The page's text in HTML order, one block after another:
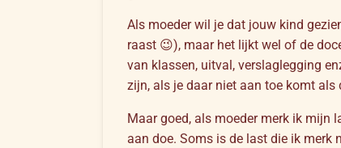
Als moeder wil je dat jouw kind
raast 😉), maar het lijkt wel of de
van klassen, uitval, verslaglegging
zijn, als je daar niet aan toe komt als
Maar goed, als moeder merk ik mijn
aan doe. Soms is de last die ik merk